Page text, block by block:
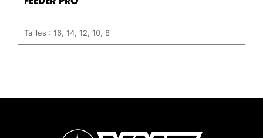
Tailles : 16, 14, 12, 10, 8